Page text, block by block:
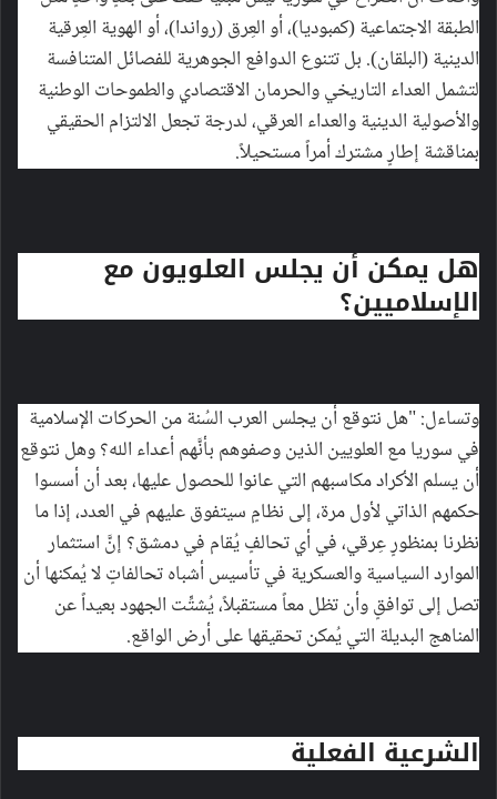
الطبقة الاجتماعية (كمبوديا)، أو العِرق (رواندا)، أو الهوية العِرقية
الدينية (البلقان). بل تتنوع الدوافع الجوهرية للفصائل المتنافسة
لتشمل العداء التاريخي والحرمان الاقتصادي والطموحات الوطنية
والأصولية الدينية والعداء العرقي، لدرجة تجعل الالتزام الحقيقي
بمناقشة إطارٍ مشترك أمراً مستحيلاً.
هل يمكن أن يجلس العلويون مع
الإسلاميين؟
وتساءل: "هل نتوقع أن يجلس العرب السُنة من الحركات الإسلامية
في سوريا مع العلويين الذين وصفوهم بأنَّهم أعداء الله؟ وهل نتوقع
أن يسلم الأكراد مكاسبهم التي عانوا للحصول عليها، بعد أن أسسوا
حكمهم الذاتي لأول مرة، إلى نظامٍ سيتفوق عليهم في العدد، إذا ما
نظرنا بمنظورٍ عِرقي، في أي تحالفٍ يُقام في دمشق؟ إنَّ استثمار
الموارد السياسية والعسكرية في تأسيس أشباه تحالفاتٍ لا يُمكنها أن
تصل إلى توافقٍ وأن تظل معاً مستقبلاً، يُشتِّت الجهود بعيداً عن
المناهج البديلة التي يُمكن تحقيقها على أرض الواقع.
الشرعية الفعلية